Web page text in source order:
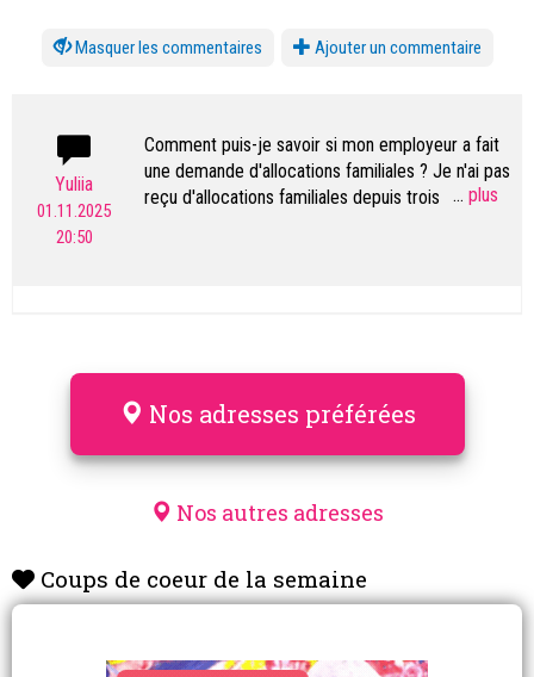
les commentaires Ajouter un commentaire
Yuliia
01.11.2025
20:50
Comment puis-je savoir si mon employeur a fait
une demande d'allocations familiales ? Je n'ai pas
reçu d'allocations familiales depuis trois mois.
...
Nos adresses préférées
Nos autres adresses
Coups de coeur de la semaine